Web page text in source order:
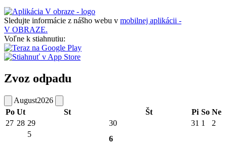
Sledujte informácie z nášho webu v mobilnej aplikácii -
V OBRAZE.
Voľne k stiahnutiu:
Zvoz odpadu
August2026
Po Ut St Št Pi So Ne
27 28 29 30 31 1 2
5
6